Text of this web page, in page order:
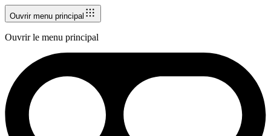
Ouvrir menu principal
Ouvrir le menu principal